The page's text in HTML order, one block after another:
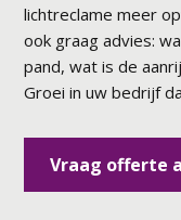
lichtreclame meer
ook graag advies:
pand, wat is de
Groei in uw bedrijf
Vraag offerte